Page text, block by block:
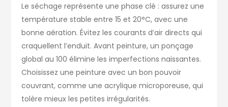
Le séchage représente une phase clé : assurez une
température stable entre 15 et 20°C, avec une
bonne aération. Évitez les courants d’air directs qui
craquellent l’enduit. Avant peinture, un ponçage
global au 100 élimine les imperfections naissantes.
Choisissez une peinture avec un bon pouvoir
couvrant, comme une acrylique microporeuse, qui
tolère mieux les petites irrégularités.